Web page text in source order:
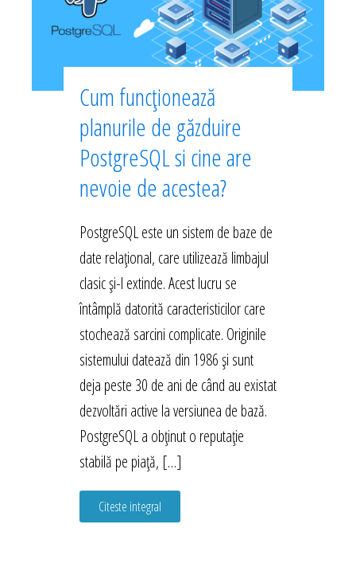
Cum funcționează
planurile de găzduire
PostgreSQL si cine are
nevoie de acestea?
PostgreSQL este un sistem de baze de
date relațional, care utilizează limbajul
clasic și-l extinde. Acest lucru se
întâmplă datorită caracteristicilor care
stochează sarcini complicate. Originile
sistemului datează din 1986 și sunt
deja peste 30 de ani de când au existat
dezvoltări active la versiunea de bază.
PostgreSQL a obținut o reputație
stabilă pe piață, […]
Citeste integral